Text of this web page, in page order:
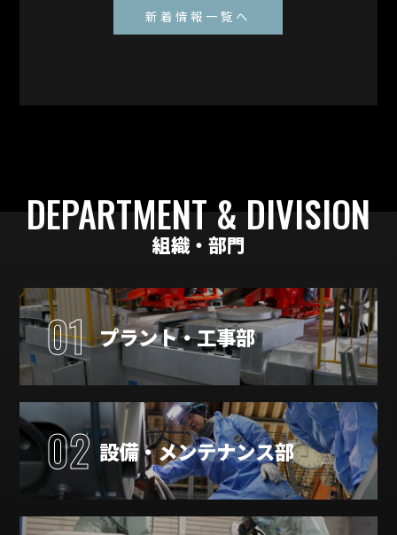
新着情報一覧へ
DEPARTMENT & DIVISION
組織・部門
01 プラント・工事部
02 設備・メンテナンス部